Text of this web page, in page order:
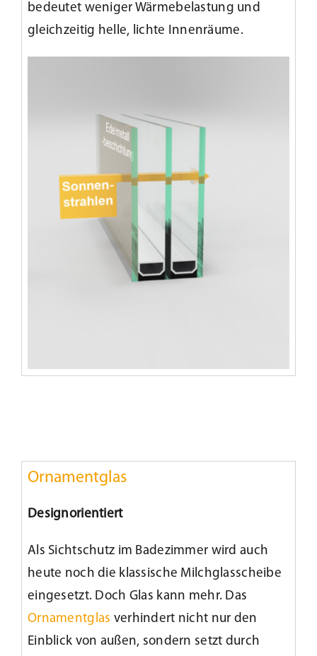
bedeutet weniger Wärmebelastung und
gleichzeitig helle, lichte Innenräume.
Ornamentglas
Designorientiert
Als Sichtschutz im Badezimmer wird auch
heute noch die klassische Milchglasscheibe
eingesetzt. Doch Glas kann mehr. Das
Ornamentglas verhindert nicht nur den
Einblick von außen, sondern setzt durch